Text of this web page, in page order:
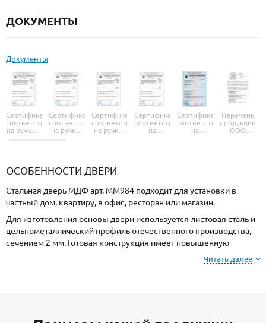
ДОКУМЕНТЫ
Документы
Сертификат
соответствия
на ручки и
броненакладки
Сертификат
соответствия
на ручки-
защелки
Сертификат
соответствия
на ручки-
Сертификат
соответствия
на
Сертификат
соответствия
на
Перечень
продукции
ООО
ОСОБЕННОСТИ ДВЕРИ
Стальная дверь МДФ арт. ММ984 подходит для установки в
частный дом, квартиру, в офис, ресторан или магазин.
Для изготовления основы двери используется листовая сталь и
цельнометаллический профиль отечественного производства,
сечением 2 мм. Готовая конструкция имеет повышенную
Читать далее